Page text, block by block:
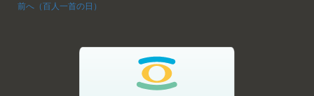
前へ（百人一首の日）